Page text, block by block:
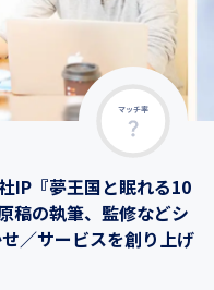
マッチ率
IP『夢王国と眠れる10
稿の執筆、監修などシ
／サービスを創り上げ